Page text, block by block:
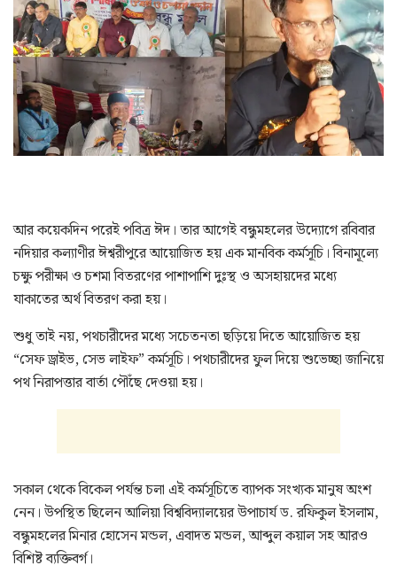
আর কয়েকদিন পরেই পবিত্র ঈদ। তার আগেই বন্ধুমহলের উদ্যোগে রবিবার
নদিয়ার কল্যাণীর ঈশ্বরীপুরে আয়োজিত হয় এক মানবিক কর্মসূচি। বিনামূল্যে
চক্ষু পরীক্ষা ও চশমা বিতরণের পাশাপাশি দুঃস্থ ও অসহায়দের মধ্যে
যাকাতের অর্থ বিতরণ করা হয়।
শুধু তাই নয়, পথচারীদের মধ্যে সচেতনতা ছড়িয়ে দিতে আয়োজিত হয়
“সেফ ড্রাইভ, সেভ লাইফ” কর্মসূচি। পথচারীদের ফুল দিয়ে শুভেচ্ছা জানিয়ে
পথ নিরাপত্তার বার্তা পৌঁছে দেওয়া হয়।
সকাল থেকে বিকেল পর্যন্ত চলা এই কর্মসূচিতে ব্যাপক সংখ্যক মানুষ অংশ
নেন। উপস্থিত ছিলেন আলিয়া বিশ্ববিদ্যালয়ের উপাচার্য ড. রফিকুল ইসলাম,
বন্ধুমহলের মিনার হোসেন মন্ডল, এবাদত মন্ডল, আব্দুল কয়াল সহ আরও
বিশিষ্ট ব্যক্তিবর্গ।